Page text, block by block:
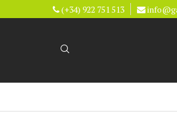
(+34) 922 751 513